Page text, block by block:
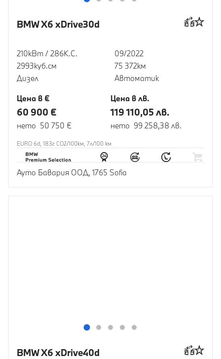
BMW X6 xDrive30d
210кВт / 286К.С.
2993куб.cм
Дизел
09/2022
75 372км
Автоматик
Цена в €
60 900 €
нето 50 750 €
Цена в лв.
119 110,05 лв.
нето 99 258,38 лв.
EURO 6d, 183г CO2/100км, 7л/100 км
Ауто Бавария ООД, 1765 Sofia
BMW X6 xDrive40d